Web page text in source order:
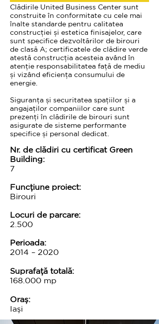
Clădirile United Business Center sunt
construite în conformitate cu cele mai
înalte standarde pentru calitatea
construcției și estetica finisajelor, care
sunt specifice dezvoltărilor de birouri
de clasă A; certificatele de clădire verde
atestă construcția acesteia având în
atenție responsabilitatea față de mediu
și vizând eficiența consumului de
energie.
Siguranța și securitatea spațiilor și a
angajaților companiilor care sunt
prezenți în clădirile de birouri sunt
asigurate de sisteme performante
specifice și personal dedicat.
Nr. de clădiri cu certificat Green
Building:
7
Funcțiune proiect:
Birouri
Locuri de parcare:
2.500
Perioada:
2014 – 2020
Suprafață totală:
168.000 mp
Oraș:
Iași